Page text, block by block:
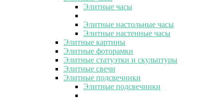
Элитные часы
Элитные настольные часы
Элитные настенные часы
Элитные картины
Элитные фоторамки
Элитные статуэтки и скульптуры
Элитные свечи
Элитные подсвечники
Элитные подсвечники